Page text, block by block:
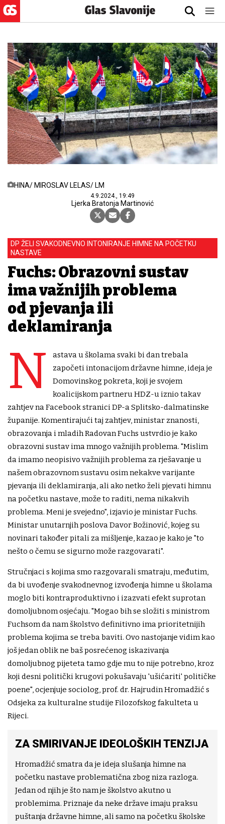
HINA/ MIROSLAV LELAS/ LM
4.9.2024., 19:49
Ljerka Bratonja Martinović
DP ŽELI SVAKODNEVNO INTONIRANJE HIMNE NA POČETKU
NASTAVE
Fuchs: Obrazovni sustav
ima važnijih problema
od pjevanja ili
deklamiranja
N
astava u školama svaki bi dan trebala
započeti intonacijom državne himne, ideja je
Domovinskog pokreta, koji je svojem
koalicijskom partneru HDZ-u iznio takav
zahtjev na Facebook stranici DP-a Splitsko-dalmatinske
županije. Komentirajući taj zahtjev, ministar znanosti,
obrazovanja i mladih Radovan Fuchs ustvrdio je kako
obrazovni sustav ima mnogo važnijih problema. "Mislim
da imamo neopisivo važnijih problema za rješavanje u
našem obrazovnom sustavu osim nekakve varijante
pjevanja ili deklamiranja, ali ako netko želi pjevati himnu
na početku nastave, može to raditi, nema nikakvih
problema. Meni je svejedno", izjavio je ministar Fuchs.
Ministar unutarnjih poslova Davor Božinović, kojeg su
novinari također pitali za mišljenje, kazao je kako je "to
nešto o čemu se sigurno može razgovarati".
Stručnjaci s kojima smo razgovarali smatraju, međutim,
da bi uvođenje svakodnevnog izvođenja himne u školama
moglo biti kontraproduktivno i izazvati efekt suprotan
domoljubnom osjećaju. "Mogao bih se složiti s ministrom
Fuchsom da nam školstvo definitivno ima prioritetnijih
problema kojima se treba baviti. Ovo nastojanje vidim kao
još jedan oblik ne baš posrećenog iskazivanja
domoljubnog pijeteta tamo gdje mu to nije potrebno, kroz
koji desni politički krugovi pokušavaju 'ušićariti' političke
poene", ocjenjuje sociolog, prof. dr. Hajrudin Hromadžić s
Odsjeka za kulturalne studije Filozofskog fakulteta u
Rijeci.
ZA SMIRIVANJE IDEOLOŠKIH TENZIJA
Hromadžić smatra da je ideja slušanja himne na
početku nastave problematična zbog niza razloga.
Jedan od njih je što nam je školstvo akutno u
problemima. Priznaje da neke države imaju praksu
puštanja državne himne, ali samo na početku školske